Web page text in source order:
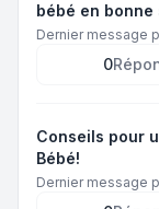
bébé en bonne
Dernier message
0
Conseils pour
Bébé!
Dernier message